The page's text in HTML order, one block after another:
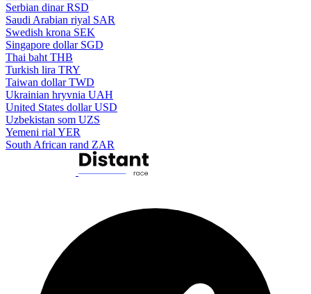
Serbian dinar RSD
Saudi Arabian riyal SAR
Swedish krona SEK
Singapore dollar SGD
Thai baht THB
Turkish lira TRY
Taiwan dollar TWD
Ukrainian hryvnia UAH
United States dollar USD
Uzbekistan som UZS
Yemeni rial YER
South African rand ZAR